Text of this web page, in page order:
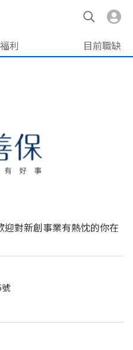
利 目前職缺
對新創事業有熱忱的你在
號